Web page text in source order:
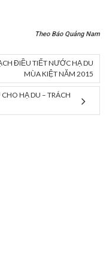
Theo Báo Quảng Nam
ĐIỀU TIẾT NƯỚC HẠ DU
MÙA KIỆT NĂM 2015
HẠ DU – TRÁCH